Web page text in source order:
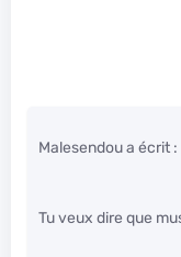
Malesendou a écrit :
Tu veux dire que